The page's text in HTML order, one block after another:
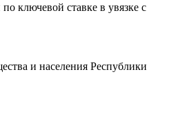
ключевой ставке в увязке с
и населения Республики